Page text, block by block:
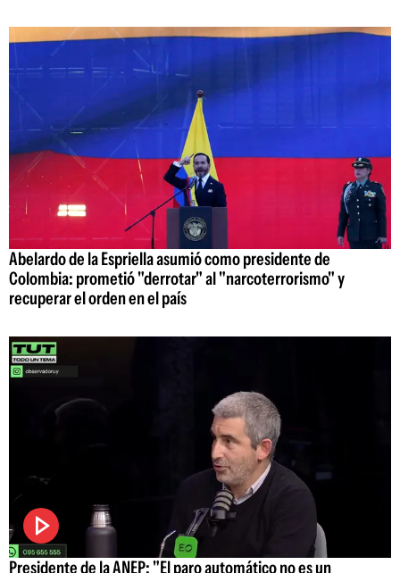
Abelardo de la Espriella asumió como presidente de
Colombia: prometió "derrotar" al "narcoterrorismo" y
recuperar el orden en el país
Presidente de la ANEP: "El paro automático no es un